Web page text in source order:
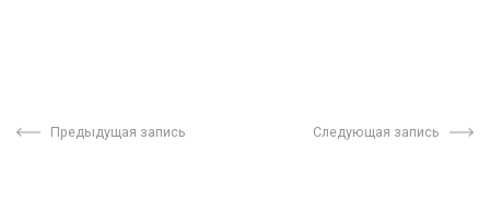
Предыдущая запись Следующая запись